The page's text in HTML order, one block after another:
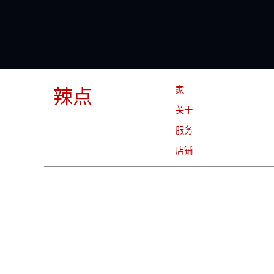
辣点 家
关于
服务
店铺